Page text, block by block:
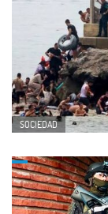
SOCIEDAD